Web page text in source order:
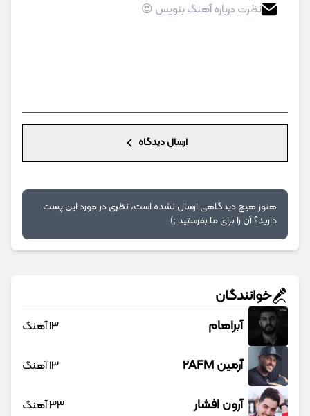
ارسال دیدگاه
هنوز هیچ دیدگاهی ارسال نشده است، نظری در مورد این پست
دارید؟ آن را برای ما بفرستید ;)
خوانندگان
آبراهام 13 آهنگ
آرمین 2AFM 13 آهنگ
آرون افشار 33 آهنگ